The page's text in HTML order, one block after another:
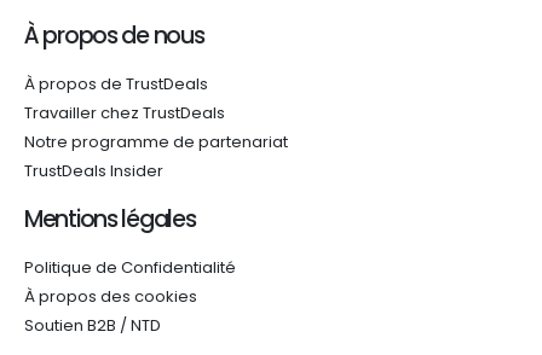
À propos de nous
À propos de TrustDeals
Travailler chez TrustDeals
Notre programme de partenariat
TrustDeals Insider
Mentions légales
Politique de Confidentialité
À propos des cookies
Soutien B2B / NTD